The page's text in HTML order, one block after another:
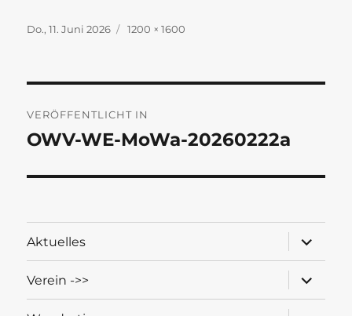
Veröffentlicht
Do., 11. Juni 2026 Originalgröße
1200 × 1600
VERÖFFENTLICHT IN
OWV-WE-MoWa-20260222a
Aktuelles
öffnen
Verein ->>
öffnen